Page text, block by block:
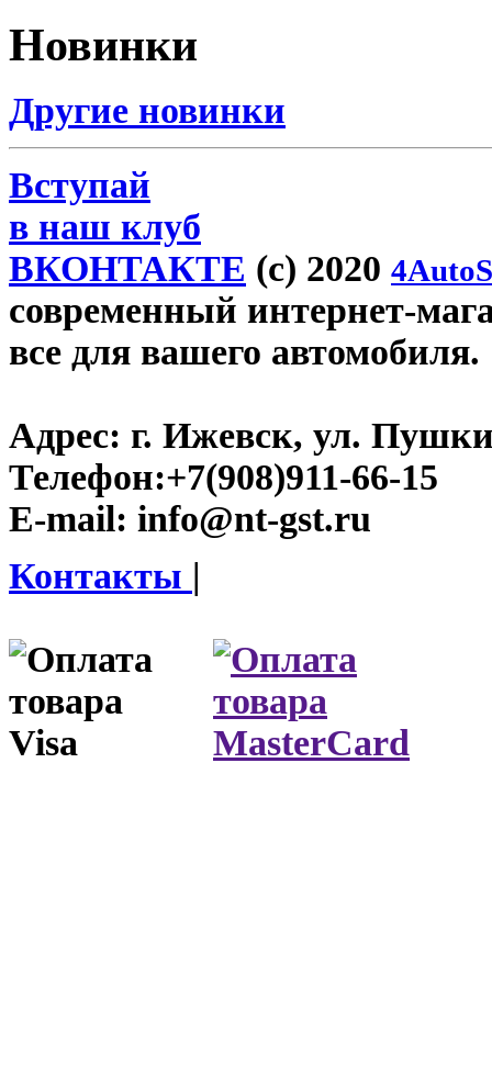
Новинки
Другие новинки
Вступай
в наш клуб
ВКОНТАКТЕ (c) 2020
современный интернет-
все для вашего автомобиля.
Адрес: г. Ижевск, ул.
Телефон:+7(908)911-66-15
E-mail: info@nt-gst.ru
Контакты |